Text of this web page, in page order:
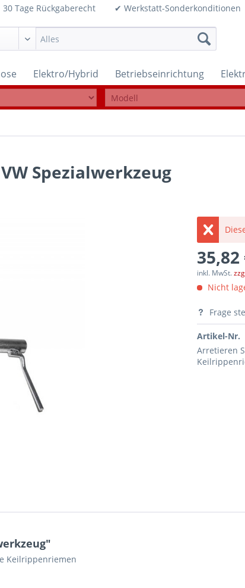
Tage Rückgaberecht ✔ Werkstatt-
Elektro/Hybrid Betriebseinrichtung
Spezialwerkzeug
inkl. MwSt.
Nicht
Frage
Artikel-Nr.
Arretieren
Keilrippenriemen